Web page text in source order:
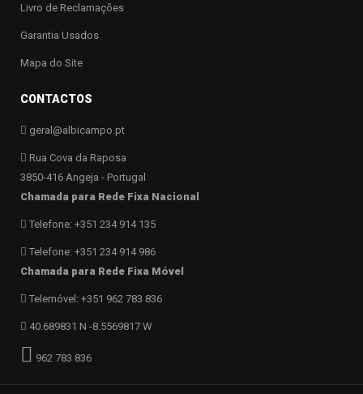
Livro de Reclamações
Garantia Usados
Mapa do Site
CONTACTOS
geral@albicampo.pt
Rua Cova da Raposa
3850-416 Angeja - Portugal
Chamada para Rede Fixa Nacional
Telefone: +351 234 914 135
Telefone: +351 234 914 986
Chamada para Rede Fixa Móvel
Telemóvel: +351 962 783 836
40.689831 N -8.5569817 W
962 783 836